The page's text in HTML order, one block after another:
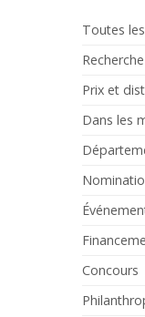
Toutes
Recherche
Prix et
Dans les
Concours